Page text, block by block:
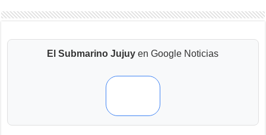
El Submarino Jujuy en Google Noticias